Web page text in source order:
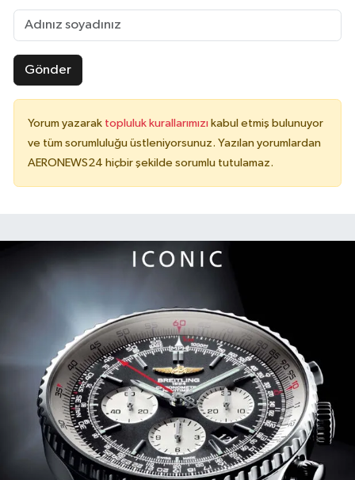
Gönder
Yorum yazarak topluluk kurallarımızı kabul etmiş bulunuyor
ve tüm sorumluluğu üstleniyorsunuz. Yazılan yorumlardan
AERONEWS24 hiçbir şekilde sorumlu tutulamaz.